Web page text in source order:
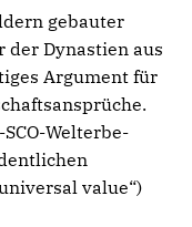
gebauter
der Dynastien aus
Argument für
Welterbe-
value“)